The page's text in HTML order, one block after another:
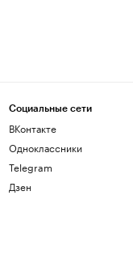
Социальные сети
ВКонтакте
Одноклассники
Telegram
Дзен